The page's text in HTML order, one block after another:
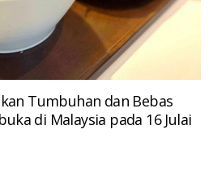
Tumbuhan dan Bebas
di Malaysia pada 16 Julai